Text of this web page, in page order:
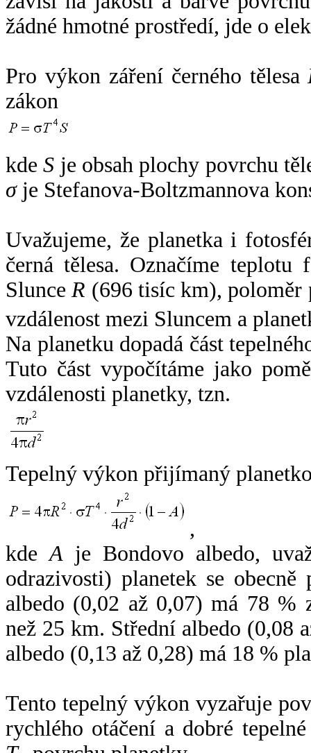
žádné hmotné prostředí, jde o
Pro výkon záření černého tělesa
zákon
kdeS je obsah plochy povrchu
σje Stefanova-Boltzmannova
Uvažujeme, že planetka i
černá tělesa. Označíme
SlunceR (696 tisíc km),
vzdálenost mezi Sluncem a
Na planetku dopadá část
Tuto část vypočítáme jako
vzdálenosti planetky, tzn.
Tepelný výkon přijímaný
,
kdeA je Bondovo albedo,
odrazivosti) planetek se
albedo (0,02 až 0,07) má 78 %
než 25 km. Střední albedo (0,08
albedo (0,13 až 0,28) má 18 %
Tento tepelný výkon vyzařuje
rychlého otáčení a dobré